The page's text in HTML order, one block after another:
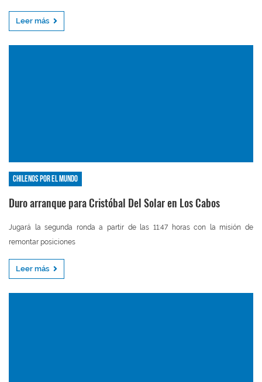
Leer más
Chilenos por el mundo
Duro arranque para Cristóbal Del Solar en Los Cabos
Jugará la segunda ronda a partir de las 11:47 horas con la misión de
remontar posiciones
Leer más